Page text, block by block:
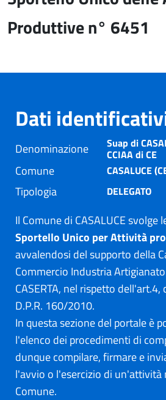
Produttive n° 6451
Dati
Denominazione Suap di
CCIAA di CE
Comune CASALUCE
Tipologia DELEGATO
Il Comune di CASALUCE svolge
Sportello Unico per Attività
avvalendosi del supporto della
Commercio Industria
CASERTA, nel rispetto
D.P.R. 160/2010.
In questa sezione del portale è
l'elenco dei procedimenti di
dunque compilare, firmare e
l'avvio o l'esercizio di
Comune.